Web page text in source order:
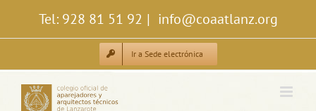
contenido
Tel: 928 81 51 92 | info@coaatlanz.org
Ir a Sede electrónica